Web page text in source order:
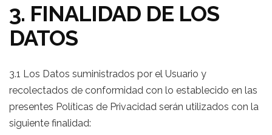
3. FINALIDAD DE LOS
DATOS
3.1 Los Datos suministrados por el Usuario y
recolectados de conformidad con lo establecido en las
presentes Políticas de Privacidad serán utilizados con la
siguiente finalidad: